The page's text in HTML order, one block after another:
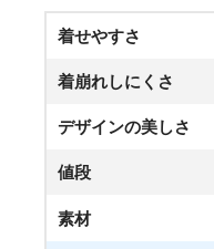
着せやすさ
着崩れしにくさ
デザインの美しさ
値段
素材